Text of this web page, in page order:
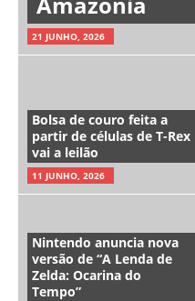
21 JUNHO, 2026
Bolsa de couro feita a
partir de células de T-Rex
vai a leilão
11 JUNHO, 2026
Nintendo anuncia nova
versão de “A Lenda de
Zelda: Ocarina do
Tempo”